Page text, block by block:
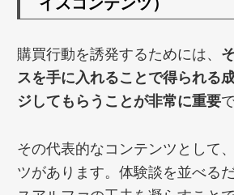
購買行動を誘発するためには、
スを手に入れることで得られる
ジしてもらうことが非常に重要
その代表的なコンテンツとして
ツがあります。体験談を並べる